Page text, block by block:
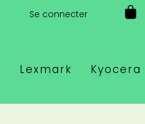
Se connecter
Lexmark Kyocera